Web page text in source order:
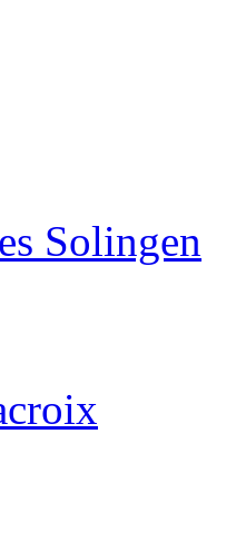
Solingen